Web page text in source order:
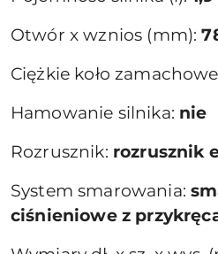
Otwór x wznios (mm):
Ciężkie koło
Hamowanie silnika: nie
Rozrusznik: rozrusznik
System smarowania:
ciśnieniowe z